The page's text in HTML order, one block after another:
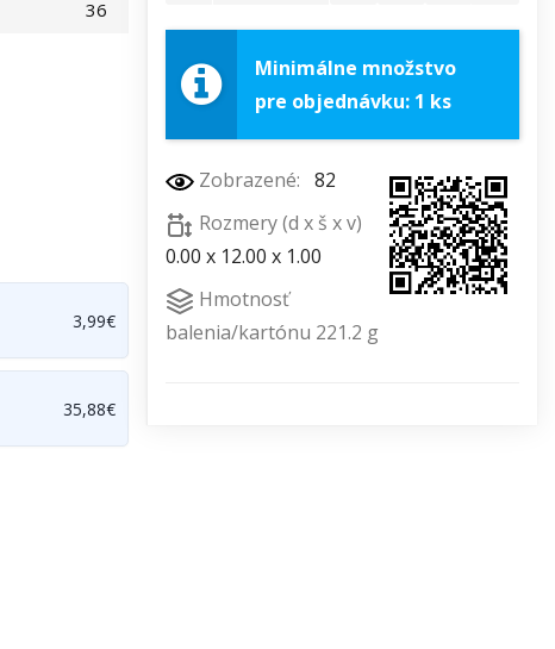
36
3,99€
35,88€
Minimálne množstvo
pre objednávku: 1 ks
Zobrazené: 82
Rozmery (d x š x v)
0.00 x 12.00 x 1.00
Hmotnosť
balenia/kartónu 221.2 g